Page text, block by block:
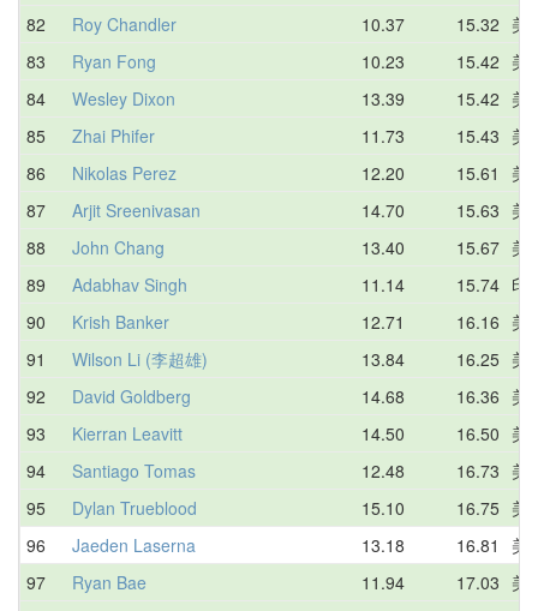
82
Roy Chandler 10.37 15.32 美
83
Ryan Fong 10.23 15.42 美
84
Wesley Dixon 13.39 15.42 美
85
Zhai Phifer 11.73 15.43 美
86
Nikolas Perez 12.20 15.61
美
87
Arjit Sreenivasan 14.70 15.63 美
88
John Chang 13.40 15.67 美
89
Adabhav Singh 11.14 15.74 印
90
Krish Banker 12.71 16.16 美
91
Wilson Li (李超雄) 13.84 16.25 美
92
David Goldberg 14.68 16.36 美
93
Kierran Leavitt 14.50 16.50 美
94
Santiago Tomas 12.48 16.73 美
95
Dylan Trueblood 15.10 16.75 美
96
Jaeden Laserna 13.18 16.81
美
97
Ryan Bae 11.94 17.03 美